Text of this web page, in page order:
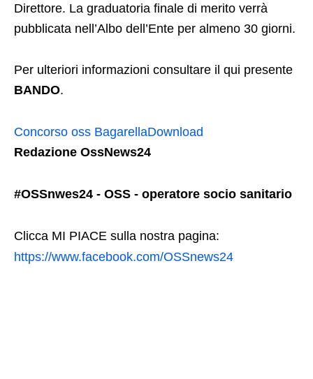
Direttore. La graduatoria finale di merito verrà
pubblicata nell’Albo dell’Ente per almeno 30 giorni.
Per ulteriori informazioni consultare il qui presente
BANDO.
Concorso oss BagarellaDownload
Redazione OssNews24
#OSSnwes24 - OSS - operatore socio sanitario
Clicca MI PIACE sulla nostra pagina:
https://www.facebook.com/OSSnews24